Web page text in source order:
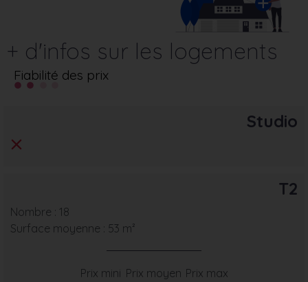
+ d'infos sur les logements
Fiabilité des prix
Studio
T2
Nombre : 18
Surface moyenne : 53 m²
Prix mini Prix moyen Prix max